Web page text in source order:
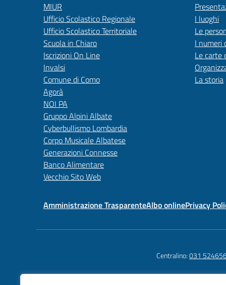
MIUR
Ufficio Scolastico Regionale
Ufficio Scolastico Territoriale
Scuola in Chiaro
Iscrizioni On Line
Invalsi
Comune di Como
Agorà
NOI PA
Gruppo Alpini Albate
Cyberbullismo Lombardia
Corpo Musicale Albatese
Generazioni Connesse
Banco Alimentare
Vecchio Sito Web
I luoghi
Le
I numeri
Le carte
La storia
Amministrazione TrasparenteAlbo onlinePrivacy
Centralino:031